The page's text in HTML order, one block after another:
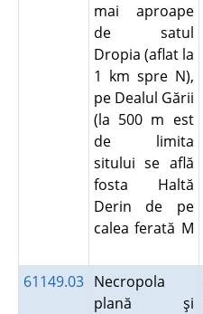
mai aproape
de satul
Dropia (aflat la
1 km spre N),
pe Dealul Gării
(la 500 m est
de limita
sitului se află
fosta Haltă
Derin de pe
calea ferată M
61149.03 Necropola
plană şi